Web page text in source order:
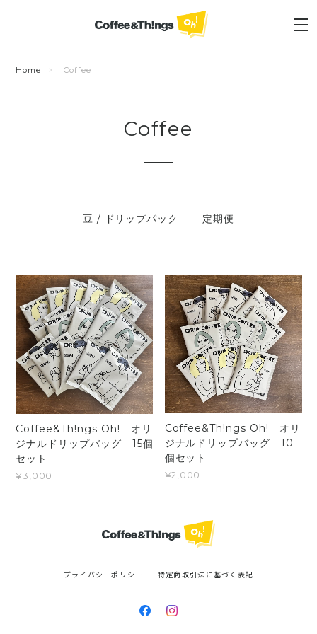
Home Coffee
Coffee
豆 / ドリップパック 定期便
Coffee&Th!ngs Oh! オリ
ジナルドリップバッグ 15個
セット
¥3,000
Coffee&Th!ngs Oh! オリ
ジナルドリップバッグ 10
個セット
¥2,000
プライバシーポリシー 特定商取引法に基づく表記